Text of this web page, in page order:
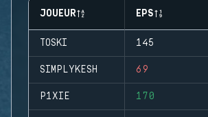
JOUEUR EPS
TOSKI 145
SIMPLYKESH 69
P1XIE 170